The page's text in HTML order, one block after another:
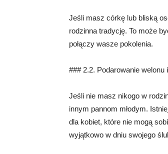
Jeśli masz córkę lub bliską
rodzinna tradycję. To może
połączy wasze pokolenia.
### 2.2. Podarowanie welonu
Jeśli nie masz nikogo w
innym pannom młodym.
dla kobiet, które nie mogą
wyjątkowo w dniu swojego